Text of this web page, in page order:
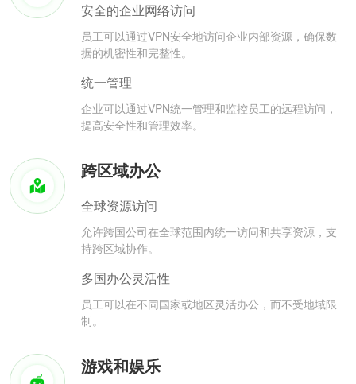
安全的企业网络访问
员工可以通过VPN安全地访问企业内部资源，确保数
据的机密性和完整性。
统一管理
企业可以通过VPN统一管理和监控员工的远程访问，
提高安全性和管理效率。
跨区域办公
全球资源访问
允许跨国公司在全球范围内统一访问和共享资源，支
持跨区域协作。
多国办公灵活性
员工可以在不同国家或地区灵活办公，而不受地域限
制。
游戏和娱乐